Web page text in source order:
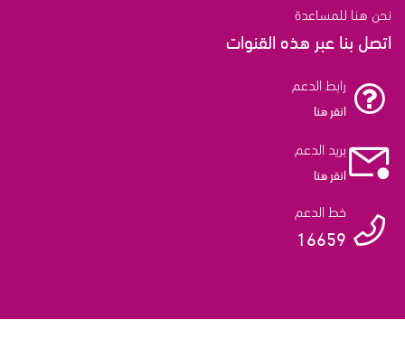
نحن هنا للمساعدة
اتصل بنا عبر هذه القنوات
رابط الدعم
انقر هنا
بريد الدعم
انقر هنا
خط الدعم
16659